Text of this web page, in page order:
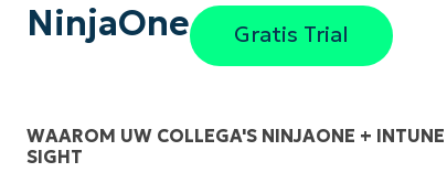
NinjaOne Gratis Trial
WAAROM UW COLLEGA'S NINJAONE +
SIGHT